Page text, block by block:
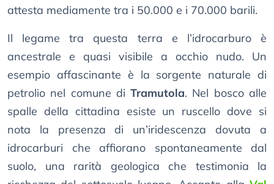
attesta mediamente tra i 50.000 e i 70.000 barili.
Il legame tra questa terra e l’idrocarburo è
ancestrale e quasi visibile a occhio nudo. Un
esempio affascinante è la sorgente naturale di
petrolio nel comune diTramutola. Nel bosco alle
spalle della cittadina esiste un ruscello dove si
nota la presenza di un’iridescenza dovuta a
idrocarburi che affiorano spontaneamente dal
suolo, una rarità geologica che testimonia la